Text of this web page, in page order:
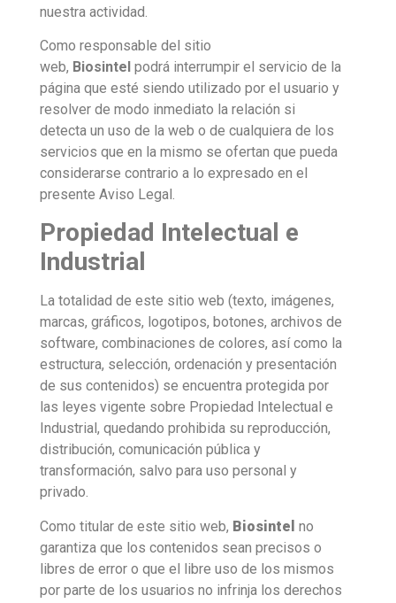
nuestra actividad.
Como responsable del sitio
web, Biosintel podrá interrumpir el servicio de la
página que esté siendo utilizado por el usuario y
resolver de modo inmediato la relación si
detecta un uso de la web o de cualquiera de los
servicios que en la mismo se ofertan que pueda
considerarse contrario a lo expresado en el
presente Aviso Legal.
Propiedad Intelectual e
Industrial
La totalidad de este sitio web (texto, imágenes,
marcas, gráficos, logotipos, botones, archivos de
software, combinaciones de colores, así como la
estructura, selección, ordenación y presentación
de sus contenidos) se encuentra protegida por
las leyes vigente sobre Propiedad Intelectual e
Industrial, quedando prohibida su reproducción,
distribución, comunicación pública y
transformación, salvo para uso personal y
privado.
Como titular de este sitio web, Biosintel no
garantiza que los contenidos sean precisos o
libres de error o que el libre uso de los mismos
por parte de los usuarios no infrinja los derechos